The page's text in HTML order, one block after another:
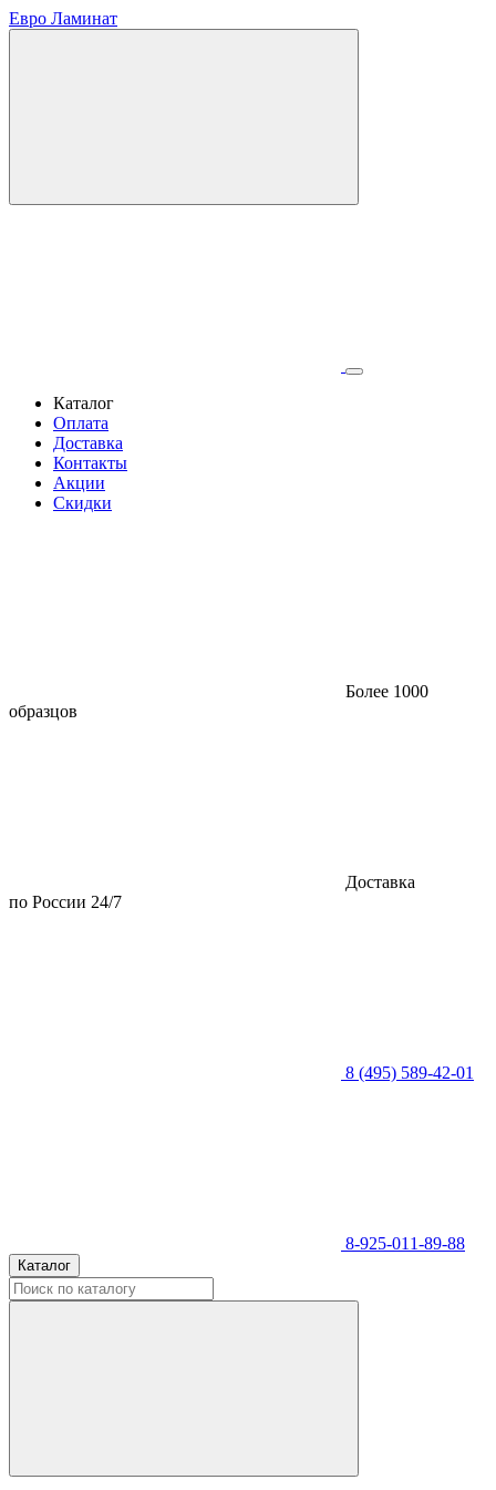
Евро Ламинат
Каталог
Оплата
Доставка
Контакты
Акции
Скидки
Более 1000
образцов
Доставка
по России 24/7
8 (495) 589-42-01
8-925-011-89-88
Каталог